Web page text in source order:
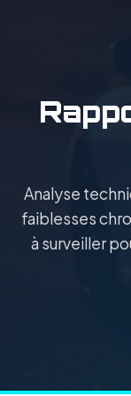
Analyse
faiblesses
à surveiller